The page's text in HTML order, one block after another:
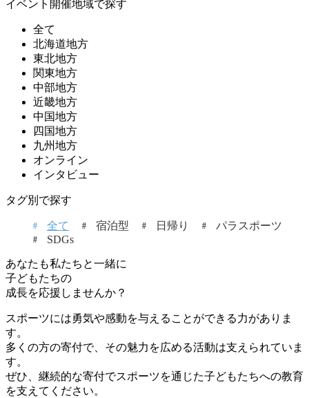
イベント開催地域で探す
全て
北海道地方
東北地方
関東地方
中部地方
近畿地方
中国地方
四国地方
九州地方
オンライン
インタビュー
タグ別で探す
全て 宿泊型 日帰り
パラスポーツ
SDGs
あなたも私たちと一緒に
子どもたちの
成長を応援しませんか？
スポーツには勇気や感動を与えることができる力がありま
す。
多くの方の寄付で、その魅力を広める活動は支えられていま
す。
ぜひ、継続的な寄付でスポーツを通じた子どもたちへの教育
を支えてください。